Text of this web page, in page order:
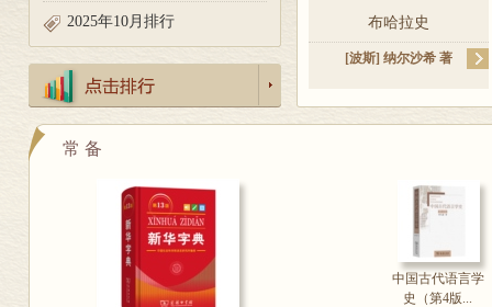
2025年10月排行 布哈拉史
[波斯] 纳尔沙希 著
常 备
中国古代语言学
史（第4版...